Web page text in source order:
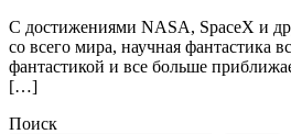
С достижениями NASA, SpaceX и
со всего мира, научная фантастика
фантастикой и все больше
[…]
Поиск